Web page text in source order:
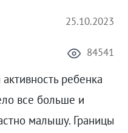
25.10.2023
84541
ребенка
все больше и
малышу. Границы